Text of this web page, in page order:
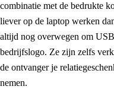
combinatie met de bedrukte
liever op de laptop werken
altijd nog overwegen om
bedrijfslogo. Ze zijn zelfs
de ontvanger je
nemen.